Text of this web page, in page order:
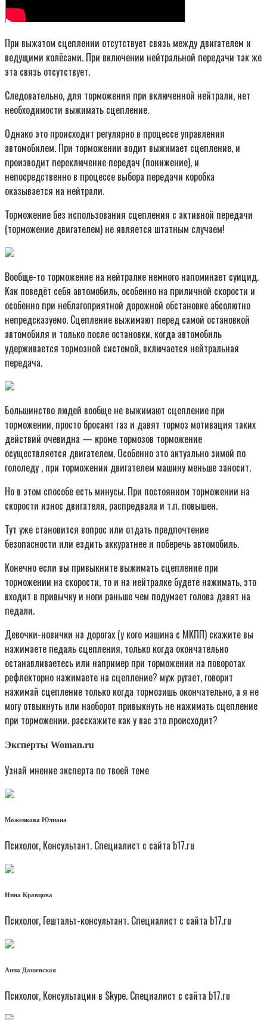
При выжатом сцеплении отсутствует связь между двигателем и
ведущими колёсами. При включении нейтральной передачи так же
эта связь отсутствует.
Следовательно, для торможения при включенной нейтрали, нет
необходимости выжимать сцепление.
Однако это происходит регулярно в процессе управления
автомобилем. При торможении водит выжимает сцепление, и
производит переключение передач (понижение), и
непосредственно в процессе выбора передачи коробка
оказывается на нейтрали.
Торможение без использования сцепления с активной передачи
(торможение двигателем) не является штатным случаем!
Вообще-то торможение на нейтралке немного напоминает суицид.
Как поведёт себя автомобиль, особенно на приличной скорости и
особенно при неблагоприятной дорожной обстановке абсолютно
непредсказуемо. Сцепление выжимают перед самой остановкой
автомобиля и только после остановки, когда автомобиль
удерживается тормозной системой, включается нейтральная
передача.
Большинство людей вообще не выжимают сцепление при
торможении, просто бросают газ и давят тормоз мотивация таких
действий очевидна — кроме тормозов торможение
осуществляется двигателем. Особенно это актуально зимой по
гололеду , при торможении двигателем машину меньше заносит.
Но в этом способе есть минусы. При постоянном торможении на
скорости износ двигателя, распредвала и т.п. повышен.
Тут уже становится вопрос или отдать предпочтение
безопасности или ездить аккуратнее и поберечь автомобиль.
Конечно если вы привыкните выжимать сцепление при
торможении на скорости, то и на нейтралке будете нажимать, это
входит в привычку и ноги раньше чем подумает голова давят на
педали.
Девочки-новички на дорогах (у кого машина с МКПП) скажите вы
нажимаете педаль сцепления, только когда окончательно
останавливаетесь или например при торможении на поворотах
рефлекторно нажимаете на сцепление? муж ругает, говорит
нажимай сцепление только когда тормозишь окончательно, а я не
могу отвыкнуть или наоборот привыкнуть не нажимать сцепление
при торможении. расскажите как у вас это происходит?
Эксперты Woman.ru
Узнай мнение эксперта по твоей теме
Моженкова Юлиана
Психолог, Консультант. Специалист с сайта b17.ru
Инна Кравцова
Психолог, Гештальт-консультант. Специалист с сайта b17.ru
Анна Дашевская
Психолог, Консультации в Skype. Специалист с сайта b17.ru